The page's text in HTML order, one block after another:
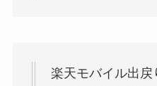
楽天モバイル出戻